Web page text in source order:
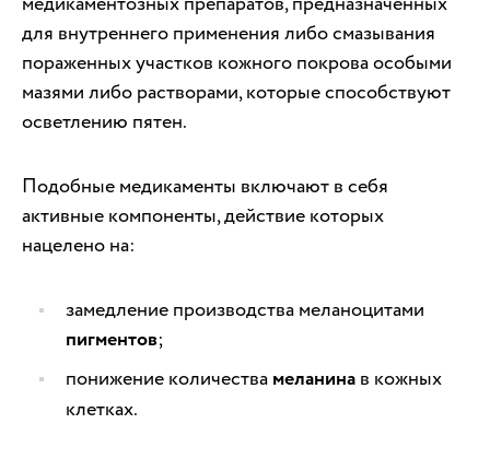
для внутреннего применения либо смазывания
пораженных участков кожного покрова особыми
мазями либо растворами, которые способствуют
осветлению пятен.
Подобные медикаменты включают в себя
активные компоненты, действие которых
нацелено на:
замедление производства меланоцитами
пигментов;
понижение количества меланина в кожных
клетках.